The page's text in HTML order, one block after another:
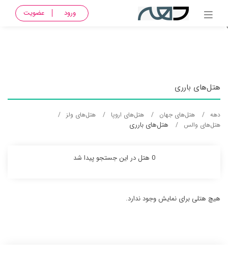
{ Name_pro = والس, Name_City = بارری, Name_country = wales,
Name_country_fa = ولز, Name_Continent = Europe, Name_Continent_fa = اروپا
}
ورود عضویت
هتل‌های بارری
دهه هتل‌های جهان هتل‌های اروپا
هتل‌های ولز
هتل‌های والس
هتل‌های بارری
0 هتل در این جستجو پیدا شد
هیچ هتلی برای نمایش وجود ندارد.